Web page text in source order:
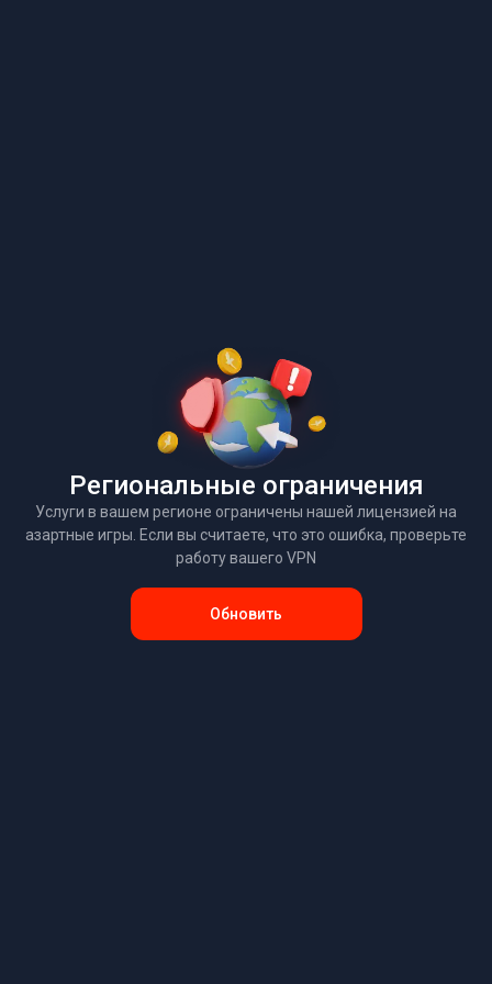
Региональные ограничения
Услуги в вашем регионе ограничены нашей лицензией на
азартные игры. Если вы считаете, что это ошибка, проверьте
работу вашего VPN
Обновить